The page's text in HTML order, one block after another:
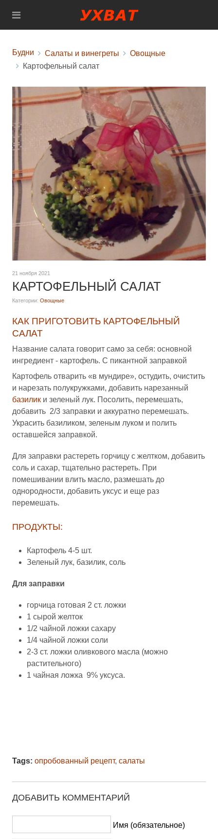
Будни Салаты и винегреты
Овощные
Картофельный салат
21 ноября 2021
КАРТОФЕЛЬНЫЙ САЛАТ
Категории: Овощные
КАК ПРИГОТОВИТЬ КАРТОФЕЛЬНЫЙ
САЛАТ
Название салата говорит само за себя: основной
ингредиент - картофель. С пикантной заправкой
Картофель отварить «в мундире», остудить, очистить
и нарезать полукружками, добавить нарезанный
базилик и зеленый лук. Посолить, перемешать,
добавить 2/3 заправки и аккуратно перемешать.
Украсить базиликом, зеленым луком и полить
оставшейся заправкой.
Для заправки растереть горчицу с желтком, добавить
соль и сахар, тщательно растереть. При
помешивании влить масло, размешать до
однородности, добавить уксус и еще раз
перемешать.
ПРОДУКТЫ:
Картофель 4-5 шт.
Зеленый лук, базилик, соль
Для заправки
горчица готовая 2 ст. ложки
1 сырой желток
1/2 чайной ложки сахару
1/4 чайной ложки соли
2-3 ст. ложки оливкового масла (можно
растительного)
1 чайная ложка 9% уксуса.
Tags: опробованный рецепт, салаты
ДОБАВИТЬ КОММЕНТАРИЙ
Имя (обязательное)